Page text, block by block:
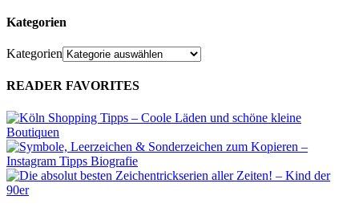
Kategorien
Kategorien
READER FAVORITES